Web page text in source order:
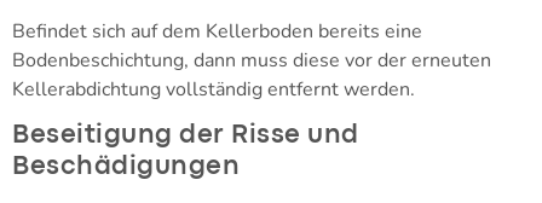
Befindet sich auf dem Kellerboden bereits eine
Bodenbeschichtung, dann muss diese vor der erneuten
Kellerabdichtung vollständig entfernt werden.
Beseitigung der Risse und
Beschädigungen